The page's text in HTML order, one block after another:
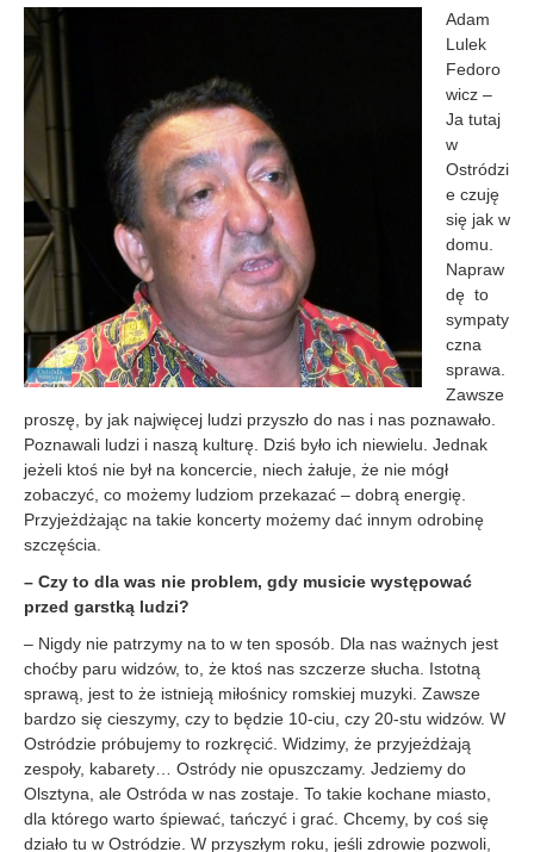
Adam
Lulek
Fedoro
wicz –
Ja tutaj
w
Ostródzi
e czuję
się jak w
domu.
Napraw
dę to
sympaty
czna
sprawa.
Zawsze
proszę, by jak najwięcej ludzi przyszło do nas i nas poznawało.
Poznawali ludzi i naszą kulturę. Dziś było ich niewielu. Jednak
jeżeli ktoś nie był na koncercie, niech żałuje, że nie mógł
zobaczyć, co możemy ludziom przekazać – dobrą energię.
Przyjeżdżając na takie koncerty możemy dać innym odrobinę
szczęścia.
– Czy to dla was nie problem, gdy musicie występować
przed garstką ludzi?
– Nigdy nie patrzymy na to w ten sposób. Dla nas ważnych jest
choćby paru widzów, to, że ktoś nas szczerze słucha. Istotną
sprawą, jest to że istnieją miłośnicy romskiej muzyki. Zawsze
bardzo się cieszymy, czy to będzie 10-ciu, czy 20-stu widzów. W
Ostródzie próbujemy to rozkręcić. Widzimy, że przyjeżdżają
zespoły, kabarety… Ostródy nie opuszczamy. Jedziemy do
Olsztyna, ale Ostróda w nas zostaje. To takie kochane miasto,
dla którego warto śpiewać, tańczyć i grać. Chcemy, by coś się
działo tu w Ostródzie. W przyszłym roku, jeśli zdrowie pozwoli,